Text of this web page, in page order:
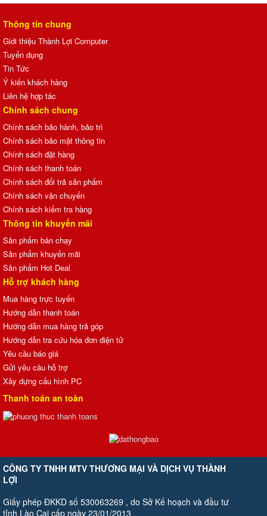
Thông tin chung
Giới thiệu Thành Lợi Computer
Tuyển dụng
Tin Tức
Ý kiến khách hàng
Liên hệ hợp tác
Chính sách chung
Chính sách bảo hành, bảo trì
Chính sách bảo mật thông tin
Chính sách đặt hàng
Chính sách thanh toán
Chính sách đổi trả sản phẩm
Chính sách vận chuyển
Chính sách kiểm tra hàng
Thông tin khuyến mãi
Sản phẩm bán chạy
Sản phẩm khuyến mãi
Sản phẩm Hot Deal
Hỗ trợ khách hàng
Mua hàng trực tuyến
Hướng dẫn thanh toán
Hướng dẫn mua hàng trả góp
Hướng dẫn tra cứu hóa đơn điện tử
Yêu cầu báo giá
Gửi yêu cầu hỗ trợ
Xây dựng cấu hình PC
Thanh toán an toàn
CÔNG TY TNHH MTV THƯƠNG MẠI VÀ DỊCH VỤ THÀNH
LỢI
Giấy phép ĐKKD số 530063269 , do Sở Kế hoạch và đầu tư
tỉnh Lào Cai cấp ngày 23/01/2013